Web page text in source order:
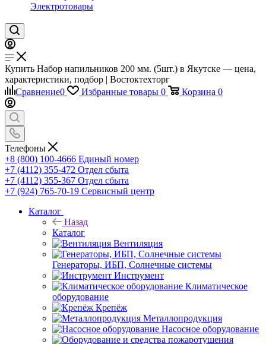
Электротовары
Купить Набор напильников 200 мм. (5шт.) в Якутске — цена,
характеристики, подбор | Востоктехторг
Сравнение0 Избранные товары 0 Корзина 0
Телефоны
+8 (800) 100-4666 Единый номер
+7 (4112) 355-472 Отдел сбыта
+7 (4112) 355-367 Отдел сбыта
+7 (924) 765-70-19 Сервисный центр
Каталог
Назад
Каталог
Вентиляция
Генераторы, ИБП, Солнечные системы
Инструмент
Климатическое
оборудование
Крепёж
Металлопродукция
Насосное оборудование